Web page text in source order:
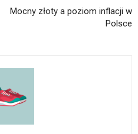
Mocny złoty a poziom inflacji w
Polsce